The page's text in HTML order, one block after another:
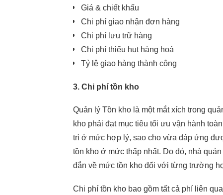
Giá & chiết khấu
Chi phí giao nhận đơn hàng
Chi phí lưu trữ hàng
Chi phí thiếu hụt hàng hoá
Tỷ lệ giao hàng thành công
3. Chi phí tồn kho
Quản lý Tồn kho là một mắt xích trong
kho phải đạt mục tiêu tối ưu vận hành
trì ở mức hợp lý, sao cho vừa đáp ứng
tồn kho ở mức thấp nhất. Do đó, nhà
đắn về mức tồn kho đối với từng trường
Chi phí tồn kho bao gồm tất cả phí liên